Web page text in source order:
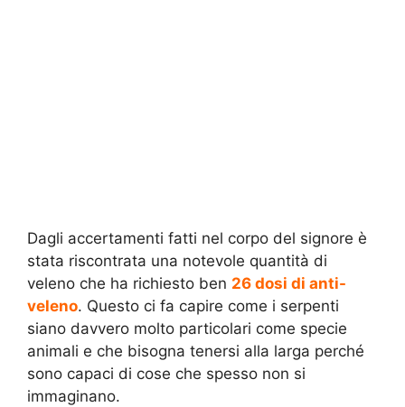
Dagli accertamenti fatti nel corpo del signore è
stata riscontrata una notevole quantità di
veleno che ha richiesto ben 26 dosi di anti-
veleno. Questo ci fa capire come i serpenti
siano davvero molto particolari come specie
animali e che bisogna tenersi alla larga perché
sono capaci di cose che spesso non si
immaginano.